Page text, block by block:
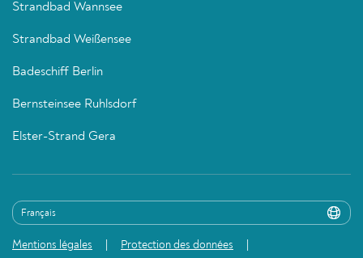
Strandbad Wannsee
Strandbad Weißensee
Badeschiff Berlin
Bernsteinsee Ruhlsdorf
Elster-Strand Gera
Mentions légales Protection des données